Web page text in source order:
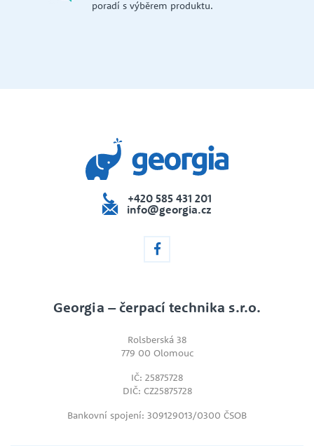
poradí s výběrem produktu.
+420 585 431 201
info@georgia.cz
Georgia – čerpací technika s.r.o.
Rolsberská 38
779 00 Olomouc
IČ: 25875728
DIČ: CZ25875728
Bankovní spojení: 309129013/0300 ČSOB